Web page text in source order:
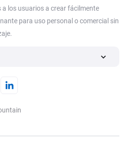
los usuarios a crear fácilmente
para uso personal o comercial sin